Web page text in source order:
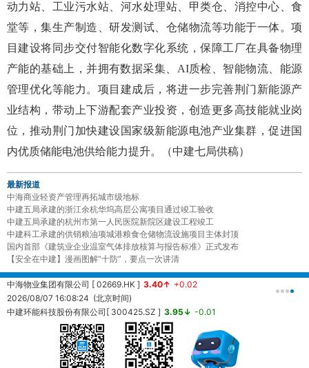
动力站、工业污水站、河水处理站、甲类仓、消控中心、食
堂等，集生产制造、研发测试、仓储物流等功能于一体。项
目建设将同步交付智能化数字化系统，保障工厂在具备物理
产能的基础上，并拥有数据采集、AI质检、智能物流、能源
管理优化等能力。项目建成后，将进一步完善荆门新能源产
业结构，带动上下游配套产业投资，创造更多高技能就业岗
位，推动荆门加快建设国家级新能源电池产业集群，促进国
内优质储能电池供给能力提升。（中建七局供稿）
最新报道
中海商业轻资产管理再拓城市级地标
中建五局承建的浙江余杭华坞高层公寓项目通过竣工验收
中建五局承建的杭州市第一人民医院新院区建设工程竣工
中建科工承建的供销粮油项城港粮食仓储物流设施项目主体封顶
国内首部《建筑业企业温室气体排放核算与报告标准》正式发布
【安全在中建】漫画图解“十防”，要点一次讲清
中海物业集团有限公司 [ 02669.HK ] 3.40↑ +0.02
2026/08/07 16:08:24 (北京时间)
中建环能科技股份有限公司[ 300425.SZ ] 3.95↓ -0.01
20260807161457 (北京时间)